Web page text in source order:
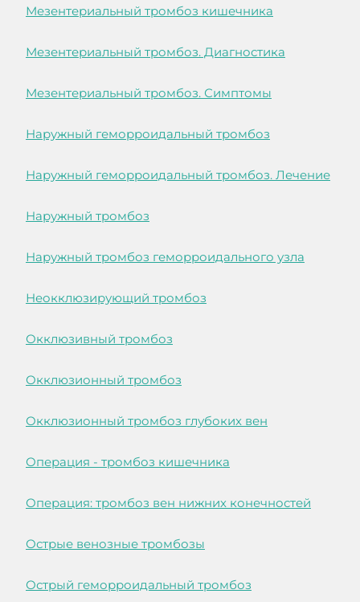
Мезентериальный тромбоз кишечника
Мезентериальный тромбоз. Диагностика
Мезентериальный тромбоз. Симптомы
Наружный геморроидальный тромбоз
Наружный геморроидальный тромбоз. Лечение
Наружный тромбоз
Наружный тромбоз геморроидального узла
Неокклюзирующий тромбоз
Окклюзивный тромбоз
Окклюзионный тромбоз
Окклюзионный тромбоз глубоких вен
Операция - тромбоз кишечника
Операция: тромбоз вен нижних конечностей
Острые венозные тромбозы
Острый геморроидальный тромбоз